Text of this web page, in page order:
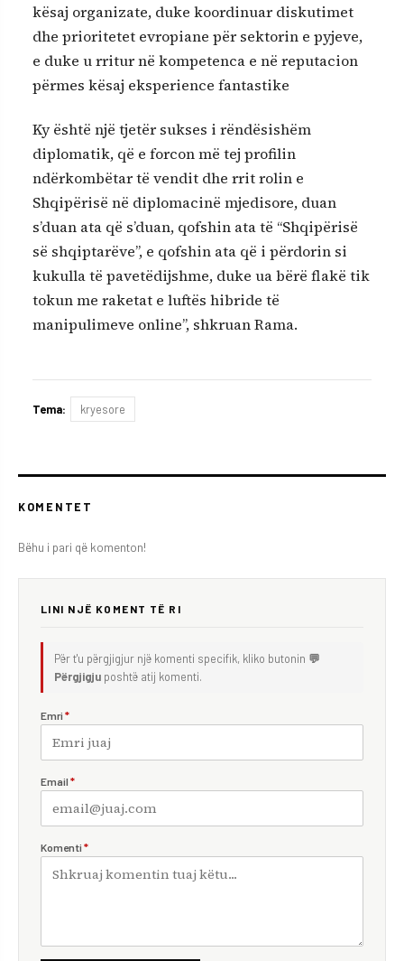
kësaj organizate, duke koordinuar diskutimet
dhe prioritetet evropiane për sektorin e pyjeve,
e duke u rritur në kompetenca e në reputacion
përmes kësaj eksperience fantastike
Ky është një tjetër sukses i rëndësishëm
diplomatik, që e forcon më tej profilin
ndërkombëtar të vendit dhe rrit rolin e
Shqipërisë në diplomacinë mjedisore, duan
s’duan ata që s’duan, qofshin ata të “Shqipërisë
së shqiptarëve”, e qofshin ata që i përdorin si
kukulla të pavetëdijshme, duke ua bërë flakë tik
tokun me raketat e luftës hibride të
manipulimeve online”, shkruan Rama.
Tema: kryesore
KOMENTET
Bëhu i pari që komenton!
LINI NJË KOMENT TË RI
Për t'u përgjigjur një komenti specifik, kliko butonin 💬
Përgjigju poshtë atij komenti.
Emri *
Email *
Komenti *